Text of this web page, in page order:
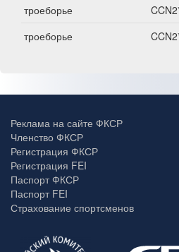
троеборье
троеборье
Реклама на сайте ФКСР
Членство ФКСР
Регистрация ФКСР
Регистрация FEI
Паспорт ФКСР
Паспорт FEI
Страхование спортсменов